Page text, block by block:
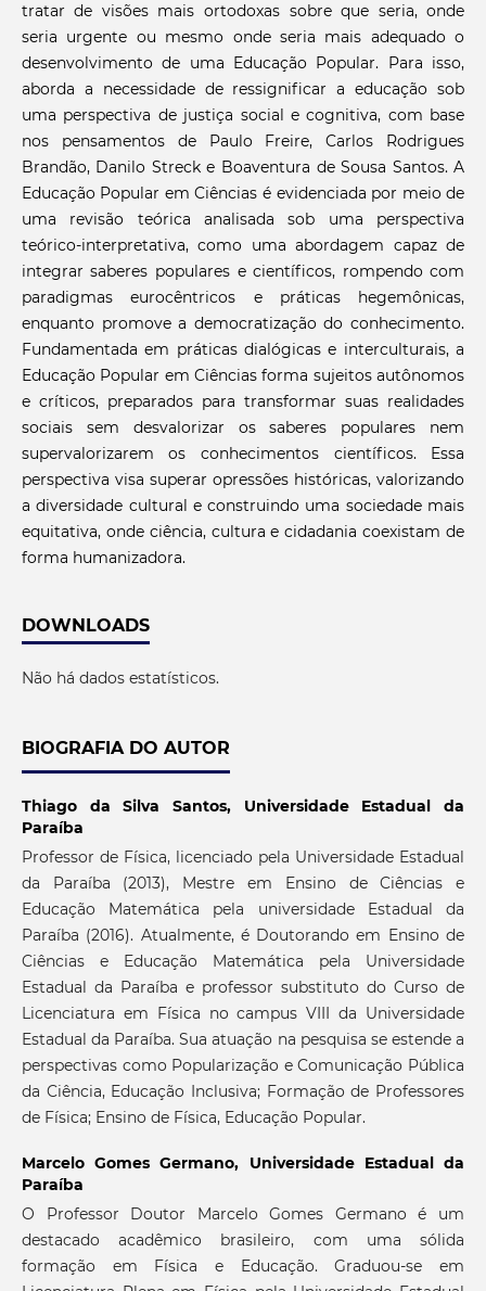
tratar de visões mais ortodoxas sobre que seria, onde
seria urgente ou mesmo onde seria mais adequado o
desenvolvimento de uma Educação Popular. Para isso,
aborda a necessidade de ressignificar a educação sob
uma perspectiva de justiça social e cognitiva, com base
nos pensamentos de Paulo Freire, Carlos Rodrigues
Brandão, Danilo Streck e Boaventura de Sousa Santos. A
Educação Popular em Ciências é evidenciada por meio de
uma revisão teórica analisada sob uma perspectiva
teórico-interpretativa, como uma abordagem capaz de
integrar saberes populares e científicos, rompendo com
paradigmas eurocêntricos e práticas hegemônicas,
enquanto promove a democratização do conhecimento.
Fundamentada em práticas dialógicas e interculturais, a
Educação Popular em Ciências forma sujeitos autônomos
e críticos, preparados para transformar suas realidades
sociais sem desvalorizar os saberes populares nem
supervalorizarem os conhecimentos científicos. Essa
perspectiva visa superar opressões históricas, valorizando
a diversidade cultural e construindo uma sociedade mais
equitativa, onde ciência, cultura e cidadania coexistam de
forma humanizadora.
DOWNLOADS
Não há dados estatísticos.
BIOGRAFIA DO AUTOR
Thiago da Silva Santos, Universidade Estadual da
Paraíba
Professor de Física, licenciado pela Universidade Estadual
da Paraíba (2013), Mestre em Ensino de Ciências e
Educação Matemática pela universidade Estadual da
Paraíba (2016). Atualmente, é Doutorando em Ensino de
Ciências e Educação Matemática pela Universidade
Estadual da Paraíba e professor substituto do Curso de
Licenciatura em Física no campus VIII da Universidade
Estadual da Paraíba. Sua atuação na pesquisa se estende a
perspectivas como Popularização e Comunicação Pública
da Ciência, Educação Inclusiva; Formação de Professores
de Física; Ensino de Física, Educação Popular.
Marcelo Gomes Germano, Universidade Estadual da
Paraíba
O Professor Doutor Marcelo Gomes Germano é um
destacado acadêmico brasileiro, com uma sólida
formação em Física e Educação. Graduou-se em